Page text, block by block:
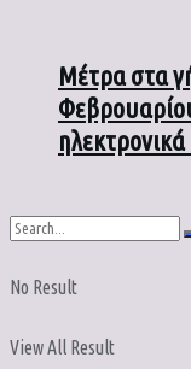
Μέτρα στα
No Result
View All Result